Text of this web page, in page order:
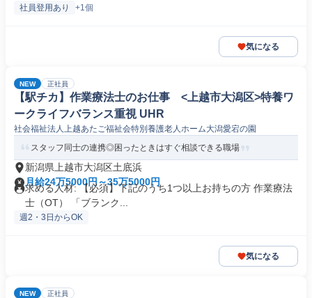
社員登用あり +1個
気になる
NEW 正社員
【駅チカ】作業療法士のお仕事 <上越市大潟区>特養ワ
ークライフバランス重視 UHR
社会福祉法人上越あたご福祉会特別養護老人ホーム大潟愛宕の園
スタッフ同士の連携◎困ったときはすぐ相談できる職場
新潟県上越市大潟区土底浜
月給24万5000円～35万5000円
求める人材: 【必須】下記のうち1つ以上お持ちの方 作業療法
士（OT） 「ブランク...
週2・3日からOK
気になる
NEW 正社員